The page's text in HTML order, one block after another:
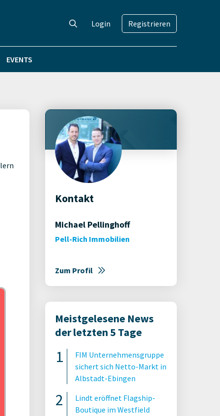
Login Registrieren
EVENTS
Kontakt
Michael Pellinghoff
Pell-Rich Immobilien
Zum Profil
Meistgelesene News
der letzten 5 Tage
FIM Unternehmensgruppe
sichert sich Netto-Markt in
Albstadt-Ebingen
Lindt eröffnet Flagship-
Boutique im Westfield